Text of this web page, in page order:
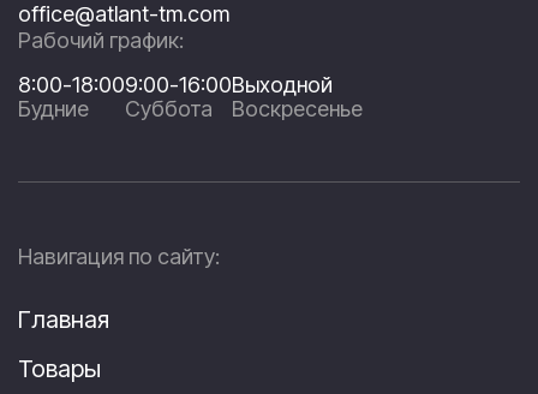
office@atlant-tm.com
Рабочий график:
8:00-18:00
Будние
9:00-16:00
Суббота
Выходной
Воскресенье
Навигация по сайту:
Главная
Товары